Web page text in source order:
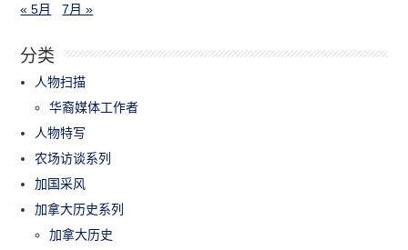
« 5月
7月 »
分类
人物扫描
华裔媒体工作者
人物特写
农场访谈系列
加国采风
加拿大历史系列
加拿大历史